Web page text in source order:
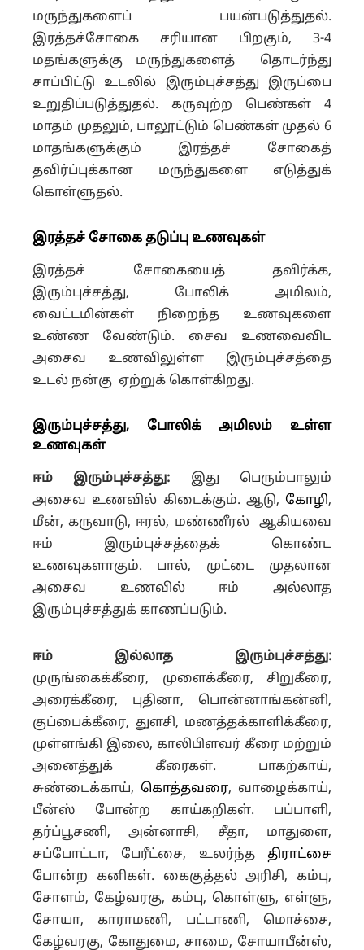
மருந்துகளைப் பயன்படுத்துதல்.
இரத்தச்சோகை சரியான பிறகும், 3-4
மதங்களுக்கு மருந்துகளைத் தொடர்ந்து
சாப்பிட்டு உடலில் இரும்புச்சத்து இருப்பை
உறுதிப்படுத்துதல். கருவுற்ற பெண்கள் 4
மாதம் முதலும், பாலூட்டும் பெண்கள் முதல் 6
மாதங்களுக்கும் இரத்தச் சோகைத்
தவிர்ப்புக்கான மருந்துகளை எடுத்துக்
கொள்ளுதல்.
இரத்தச் சோகை தடுப்பு உணவுகள்
இரத்தச் சோகையைத் தவிர்க்க,
இரும்புச்சத்து, போலிக் அமிலம்,
வைட்டமின்கள் நிறைந்த உணவுகளை
உண்ண வேண்டும். சைவ உணவைவிட
அசைவ உணவிலுள்ள இரும்புச்சத்தை
உடல் நன்கு ஏற்றுக் கொள்கிறது.
இரும்புச்சத்து, போலிக் அமிலம் உள்ள
உணவுகள்
ஈம் இரும்புச்சத்து: இது பெரும்பாலும்
அசைவ உணவில் கிடைக்கும். ஆடு, கோழி,
மீன், கருவாடு, ஈரல், மண்ணீரல் ஆகியவை
ஈம் இரும்புச்சத்தைக் கொண்ட
உணவுகளாகும். பால், முட்டை முதலான
அசைவ உணவில் ஈம் அல்லாத
இரும்புச்சத்துக் காணப்படும்.
ஈம் இல்லாத இரும்புச்சத்து:
முருங்கைக்கீரை, முளைக்கீரை, சிறுகீரை,
அரைக்கீரை, புதினா, பொன்னாங்கன்னி,
குப்பைக்கீரை, துளசி, மணத்தக்காளிக்கீரை,
முள்ளங்கி இலை, காலிபிளவர் கீரை மற்றும்
அனைத்துக் கீரைகள். பாகற்காய்,
சுண்டைக்காய், கொத்தவரை, வாழைக்காய்,
பீன்ஸ் போன்ற காய்கறிகள். பப்பாளி,
தர்ப்பூசணி, அன்னாசி, சீதா, மாதுளை,
சப்போட்டா, பேரீட்சை, உலர்ந்த திராட்சை
போன்ற கனிகள். கைகுத்தல் அரிசி, கம்பு,
சோளம், கேழ்வரகு, கம்பு, கொள்ளு, எள்ளு,
சோயா, காராமணி, பட்டாணி, மொச்சை,
கேழ்வரகு, கோதுமை, சாமை, சோயாபீன்ஸ்,